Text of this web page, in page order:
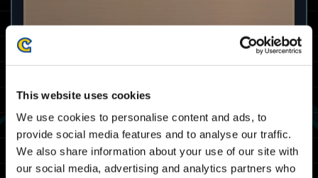
This website uses cookies
We use cookies to personalise content and ads, to
provide social media features and to analyse our traffic.
We also share information about your use of our site with
our social media, advertising and analytics partners who
以下问题的维护已完成。
非常感谢您的耐心和合作。
维护时间表
我们将在以下日期和时间进行《Exoprimal》的维
护。在此期间，您将无法游玩《Exoprimal》。